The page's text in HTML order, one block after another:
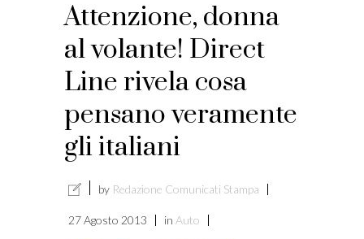
Attenzione, donna
al volante! Direct
Line rivela cosa
pensano veramente
gli italiani
by Redazione Comunicati Stampa
27 Agosto 2013 in Auto